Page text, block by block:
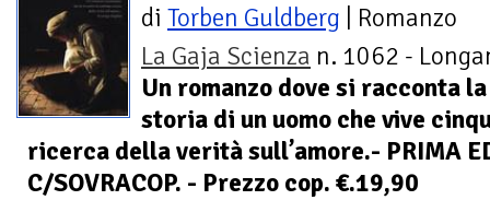
di Torben Guldberg | Romanzo
La Gaja Scienza n. 1062 -
Un romanzo dove si racconta la
storia di un uomo che vive
ricerca della verità sull’amore.- PRIMA
C/SOVRACOP. - Prezzo cop. €.19,90